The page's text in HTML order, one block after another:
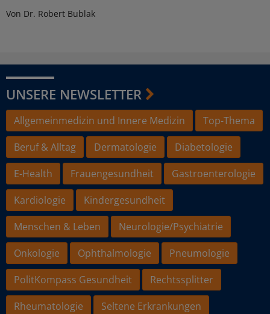
Von Dr. Robert Bublak
UNSERE NEWSLETTER
Allgemeinmedizin und Innere Medizin
Top-Thema
Beruf & Alltag
Dermatologie
Diabetologie
E-Health
Frauengesundheit
Gastroenterologie
Kardiologie
Kindergesundheit
Menschen & Leben
Neurologie/Psychiatrie
Onkologie
Ophthalmologie
Pneumologie
PolitKompass Gesundheit
Rechtssplitter
Rheumatologie
Seltene Erkrankungen